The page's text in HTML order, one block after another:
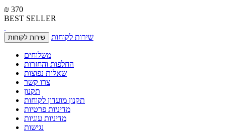
₪ 370
BEST SELLER
שירות לקוחות שירות לקוחות
משלוחים
החלפות והחזרות
שאלות נפוצות
צרו קשר
תקנון
תקנון מועדון לקוחות
מדיניות פרטיות
מדיניות עוגיות
נגישות